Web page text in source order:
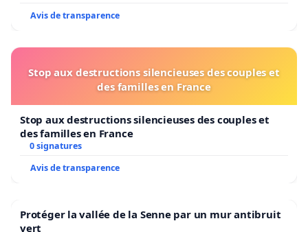
Avis de transparence
Stop aux destructions silencieuses des couples et
des familles en France
Stop aux destructions silencieuses des couples et
des familles en France
0 signatures
Avis de transparence
Protéger la vallée de la Senne par un mur antibruit
vert